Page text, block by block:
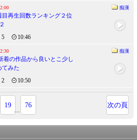
痴漢
目再生回数ランキング２位
5 10:46
痴漢
着の作品から良いとこ少し
てみた
2 10:50
19
...
76 次の頁